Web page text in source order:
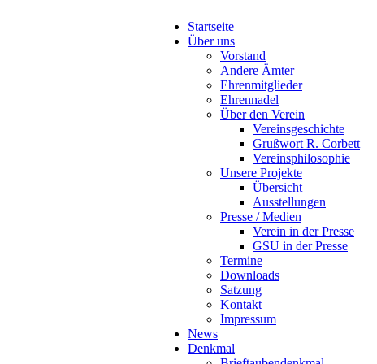
Startseite
Über uns
Vorstand
Andere Ämter
Ehrenmitglieder
Ehrennadel
Über den Verein
Vereinsgeschichte
Grußwort R. Corbett
Vereinsphilosophie
Unsere Projekte
Übersicht
Ausstellungen
Presse / Medien
Verein in der Presse
GSU in der Presse
Termine
Downloads
Satzung
Kontakt
Impressum
News
Denkmal